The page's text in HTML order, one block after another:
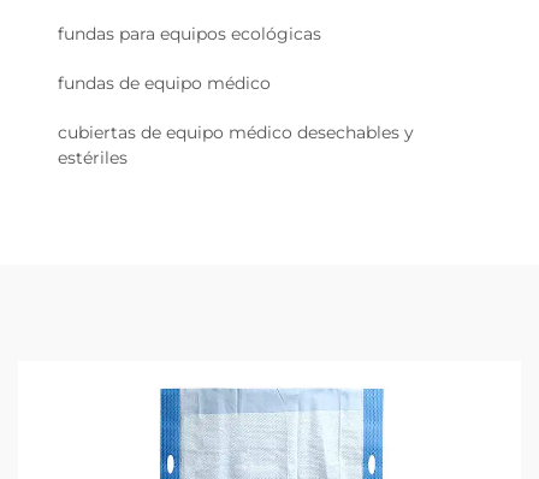
fundas para equipos ecológicas
fundas de equipo médico
cubiertas de equipo médico desechables y
estériles